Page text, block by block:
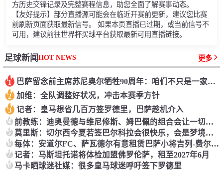
方历史交锋记录及完整赛程信息，助您全面了解赛事动态。
【友好提示】部分直播源可能会在临近开赛前更新，建议您比赛
前刷新页面获取最新信号。 如果本页直播已过期，或当前信号不
可用，建议前往世界杯买球平台获取最新可用直播链接。
足球新闻HOT NEWS 更多
1 巴萨留念前主席苏尼奥尔牺牲90周年：咱们不只是一家沙龙
2 加维：全队调整好状况，冲击本赛季方针
3 记者：皇马想省几百万签罗德里，巴萨趁机介入
4 前教练：迪奥曼德与维尼修斯、姆巴佩的组合会让一切后卫胆寒
5 莫里斯：切尔西今夏若签巴尔科拉会很快乐，会是梦境引援
6 每体：安道尔FC、萨瓦德尔有意租赁巴萨小将吉列-费尔南德斯
7 记者：马斯坦托诺将体检加盟佛罗伦萨，租至2027年6月
8 马卡晒球迷社媒：很多皇马球迷呼吁签下罗德里